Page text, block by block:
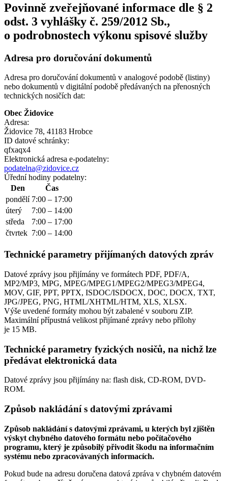
Povinně zveřejňované informace dle § 2
odst. 3 vyhlášky č. 259/2012 Sb.,
o podrobnostech výkonu spisové služby
Adresa pro doručování dokumentů
Adresa pro doručování dokumentů v analogové podobě (listiny)
nebo dokumentů v digitální podobě předávaných na přenosných
technických nosičích dat:
Obec Židovice
Adresa:
Židovice 78, 41183 Hrobce
ID datové schránky:
qfxaqx4
Elektronická adresa e‑podatelny:
podatelna@zidovice.cz
Úřední hodiny podatelny:
Den
Čas
pondělí 7:00 – 17:00
úterý
7:00 – 14:00
středa
7:00 – 17:00
čtvrtek 7:00 – 14:00
Technické parametry přijímaných datových zpráv
Datové zprávy jsou přijímány ve formátech PDF, PDF/A,
MP2/MP3, MPG, MPEG/MPEG1/MPEG2/MPEG3/MPEG4,
MOV, GIF, PPT, PPTX, ISDOC/ISDOCX, DOC, DOCX, TXT,
JPG/JPEG, PNG, HTML/XHTML/HTM, XLS, XLSX.
Výše uvedené formáty mohou být zabalené v souboru ZIP.
Maximální přípustná velikost přijímané zprávy nebo přílohy
je 15 MB.
Technické parametry fyzických nosičů, na nichž lze
předávat elektronická data
Datové zprávy jsou přijímány na: flash disk, CD-ROM, DVD-
ROM.
Způsob nakládání s datovými zprávami
Způsob nakládání s datovými zprávami, u kterých byl zjištěn
výskyt chybného datového formátu nebo počítačového
programu, který je způsobilý přivodit škodu na informačním
systému nebo zpracovávaných informacích.
Pokud bude na adresu doručena datová zpráva v chybném datovém